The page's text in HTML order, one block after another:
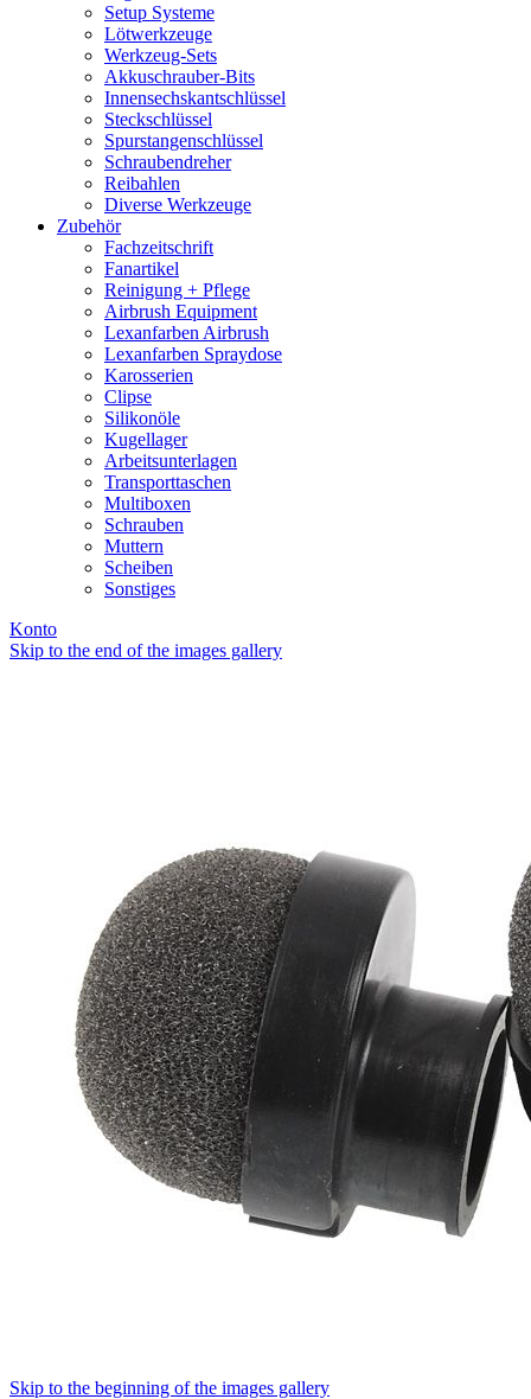
Setup Systeme
Lötwerkzeuge
Werkzeug-Sets
Akkuschrauber-Bits
Innensechskantschlüssel
Steckschlüssel
Spurstangenschlüssel
Schraubendreher
Reibahlen
Diverse Werkzeuge
Zubehör
Fachzeitschrift
Fanartikel
Reinigung + Pflege
Airbrush Equipment
Lexanfarben Airbrush
Lexanfarben Spraydose
Karosserien
Clipse
Silikonöle
Kugellager
Arbeitsunterlagen
Transporttaschen
Multiboxen
Schrauben
Muttern
Scheiben
Sonstiges
Konto
Skip to the end of the images gallery
Skip to the beginning of the images gallery